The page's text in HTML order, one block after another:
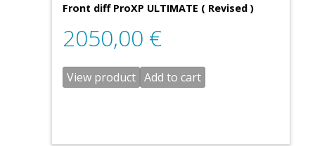
Front diff ProXP ULTIMATE ( Revised )
2050,00 €
View product Add to cart